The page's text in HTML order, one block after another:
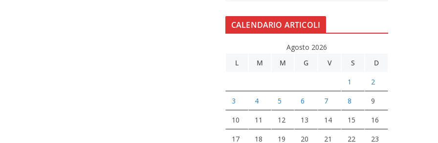
CALENDARIO ARTICOLI
Agosto 2026
L
M M G V S D
1 2
3 4 5 6 7 8 9
10 11 12 13 14 15 16
17 18 19 20 21 22 23